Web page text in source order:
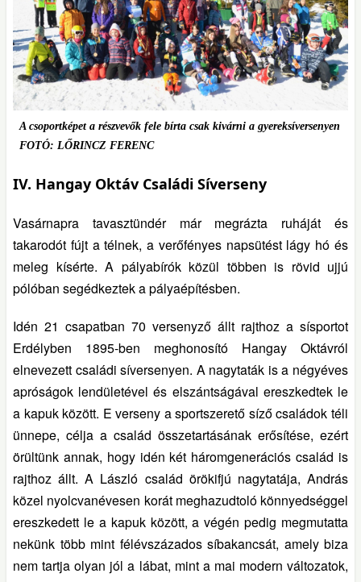
A csoportképet a részvevők fele bírta csak kivárni a gyereksíversenyen
FOTÓ: LŐRINCZ FERENC
IV. Hangay Oktáv Családi Síverseny
Vasárnapra tavasztündér már megrázta ruháját és
takarodót fújt a télnek, a verőfényes napsütést lágy hó és
meleg kísérte. A pályabírók közül többen is rövid ujjú
pólóban segédkeztek a pályaépítésben.
Idén 21 csapatban 70 versenyző állt rajthoz a sísportot
Erdélyben 1895-ben meghonosító Hangay Oktávról
elnevezett családi síversenyen. A nagytaták is a négyéves
apróságok lendületével és elszántságával ereszkedtek le
a kapuk között. E verseny a sportszerető síző családok téli
ünnepe, célja a család összetartásának erősítése, ezért
örültünk annak, hogy idén két háromgenerációs család is
rajthoz állt. A László család örökifjú nagytatája, András
közel nyolcvanévesen korát meghazudtoló könnyedséggel
ereszkedett le a kapuk között, a végén pedig megmutatta
nekünk több mint félévszázados síbakancsát, amely biza
nem tartja olyan jól a lábat, mint a mai modern változatok,